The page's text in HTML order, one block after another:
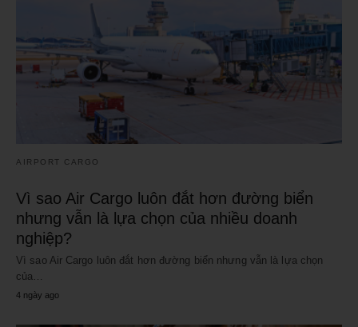
AIRPORT CARGO
Vì sao Air Cargo luôn đắt hơn đường biển
nhưng vẫn là lựa chọn của nhiều doanh
nghiệp?
Vì sao Air Cargo luôn đắt hơn đường biển nhưng vẫn là lựa chọn
của…
4 ngày ago